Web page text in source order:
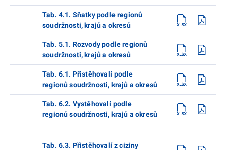
Tab. 4.1. Sňatky podle regionů
soudržnosti, krajů a okresů
Tab. 5.1. Rozvody podle regionů
soudržnosti, krajů a okresů
Tab. 6.1. Přistěhovalí podle
regionů soudržnosti, krajů a okresů
Tab. 6.2. Vystěhovalí podle
regionů soudržnosti, krajů a okresů
Tab. 6.3. Přistěhovalí z ciziny